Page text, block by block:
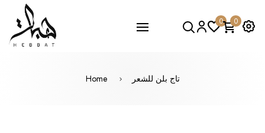
0 0
Home تاج بلن للشعر